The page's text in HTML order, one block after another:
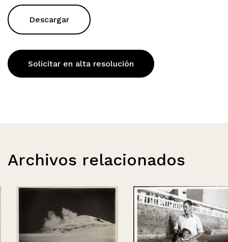
Descargar
Solicitar en alta resolución
Archivos relacionados